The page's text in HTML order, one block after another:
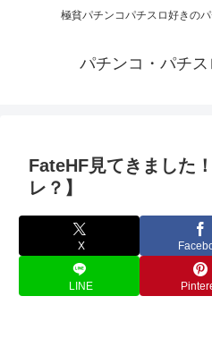
極貧パチンコパチスロ好きの
パチンコ・パチス
FateHF見てきました
レ？】
X
LINE